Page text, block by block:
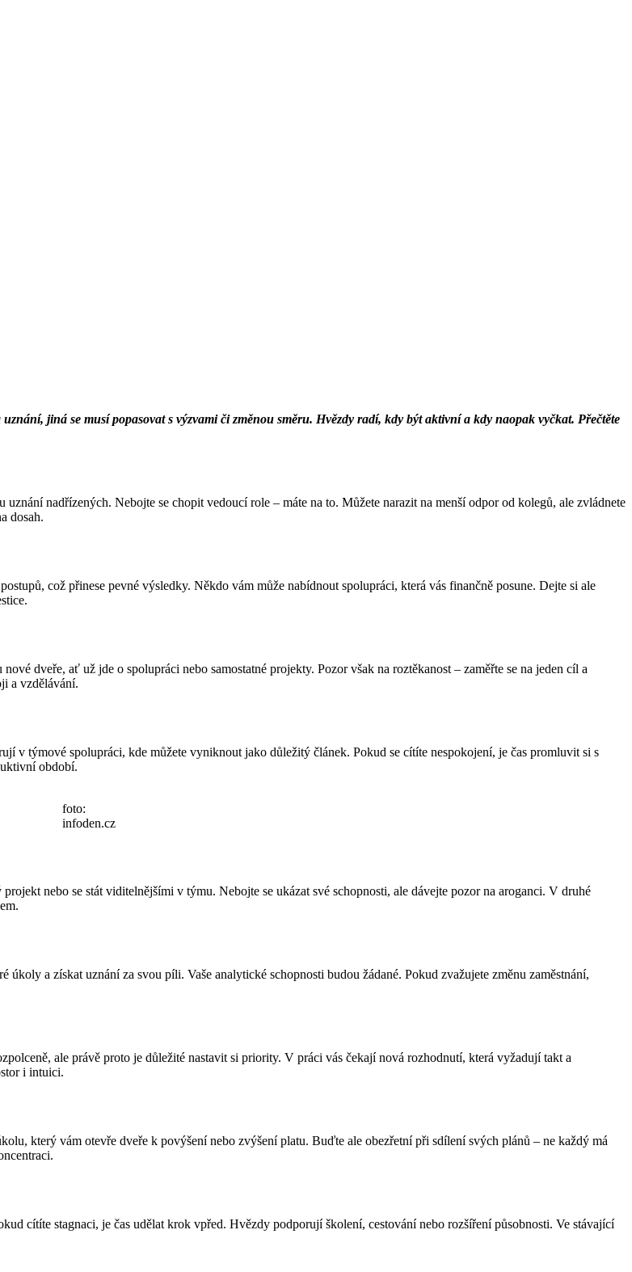
jiná se musí popasovat s výzvami či změnou směru. Hvězdy radí, kdy být aktivní a kdy naopak vyčkat. Přečtěte
nadřízených. Nebojte se chopit vedoucí role – máte na to. Můžete narazit na menší odpor od kolegů, ale zvládnete
dosah.
což přinese pevné výsledky. Někdo vám může nabídnout spolupráci, která vás finančně posune. Dejte si ale
dveře, ať už jde o spolupráci nebo samostatné projekty. Pozor však na roztěkanost – zaměřte se na jeden cíl a
a vzdělávání.
v týmové spolupráci, kde můžete vyniknout jako důležitý článek. Pokud se cítíte nespokojení, je čas promluvit si s
období.
foto:
infoden.cz
nebo se stát viditelnějšími v týmu. Nebojte se ukázat své schopnosti, ale dávejte pozor na aroganci. V druhé
a získat uznání za svou píli. Vaše analytické schopnosti budou žádané. Pokud zvažujete změnu zaměstnání,
ale právě proto je důležité nastavit si priority. V práci vás čekají nová rozhodnutí, která vyžadují takt a
i intuici.
který vám otevře dveře k povýšení nebo zvýšení platu. Buďte ale obezřetní při sdílení svých plánů – ne každý má
cítíte stagnaci, je čas udělat krok vpřed. Hvězdy podporují školení, cestování nebo rozšíření působnosti. Ve stávající